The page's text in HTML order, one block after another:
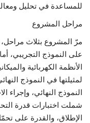
للمساعدة في تحليل
مراحل المشروع
مرّ المشروع بثلاث مراحل،
على النموذج التجريبي،
الأنظمة الكهربائية
لمثيلتها في النموذج
النموذج النهائي، وإجراء
شملت اختبارات قدرة
الإطلاق، والقدرة على